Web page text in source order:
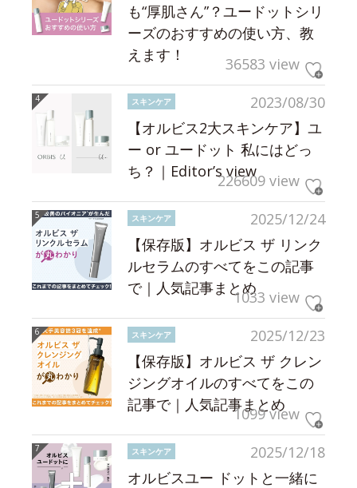
も“厚肌さん”？ユードットシリ
ーズのおすすめの使い方、教
えます！
36583 view
2023/08/30
スキンケア
【オルビス2大スキンケア】ユ
ー or ユードット 私にはどっ
ち？｜Editor’s view226609 view
2025/12/24
スキンケア
【保存版】オルビス ザ リンク
ルセラムのすべてをこの記事
で｜人気記事まとめ1033 view
2025/12/23
スキンケア
【保存版】オルビス ザ クレン
ジングオイルのすべてをこの
記事で｜人気記事まとめ
1099 view
2025/12/18
スキンケア
オルビスユー ドットと一緒に